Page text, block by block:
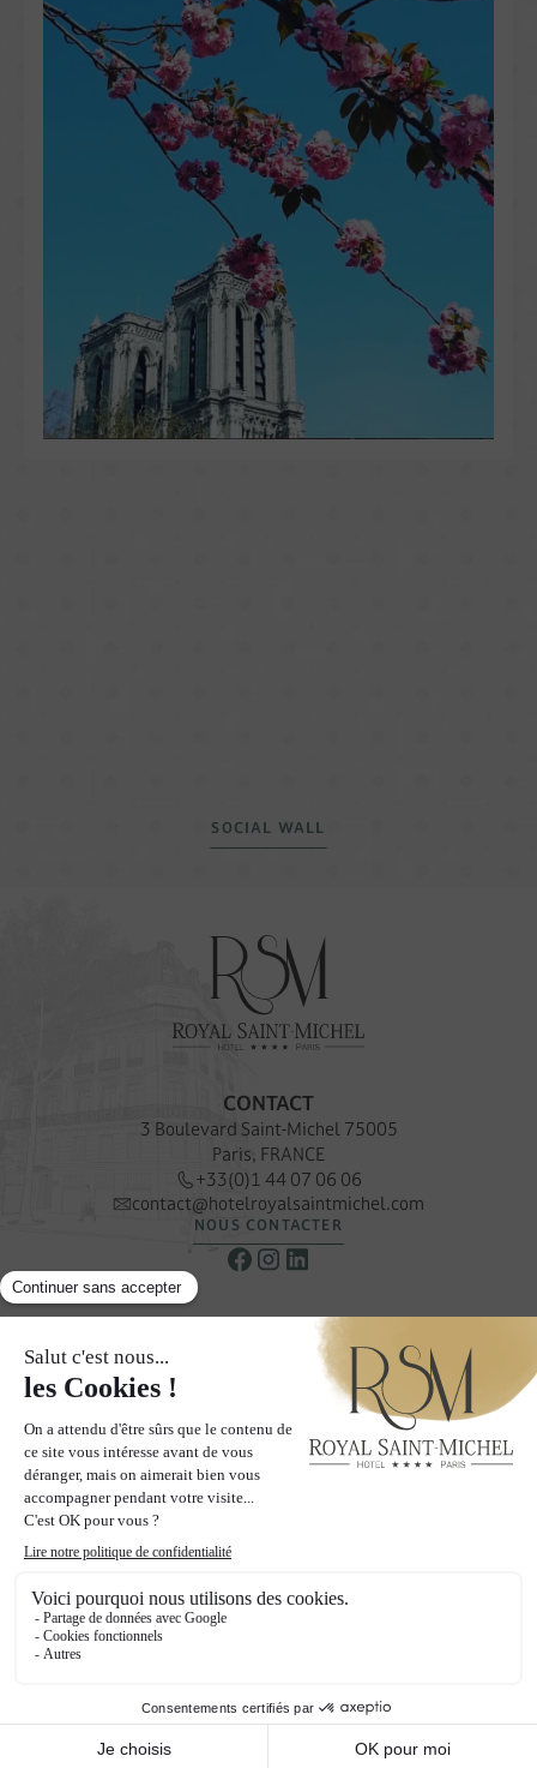
SOCIAL WALL
CONTACT
3 Boulevard Saint-Michel 75005
Paris, FRANCE
+33(0)1 44 07 06 06
contact@hotelroyalsaintmichel.com
NOUS CONTACTER
NEWSLETTER
Recevoir nos offres & promotions privilégiées
S’INSCRIRE À LA NEWSLETTER
LES PAGES
Hotel
Chambres
Blog
© 2024 Hôtel Royal Saint-Michel - Tous droits réservés
Mentions légales
Politique de confidentialité